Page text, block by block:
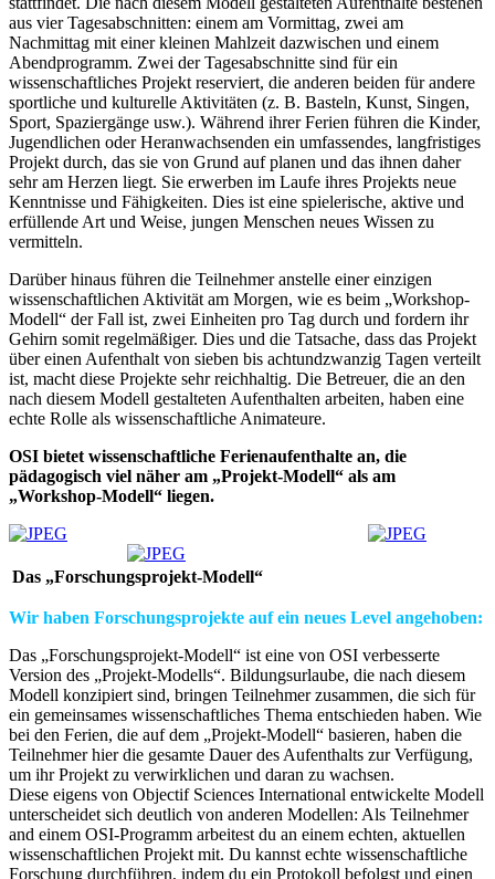
aus vier Tagesabschnitten: einem am Vormittag, zwei am
Nachmittag mit einer kleinen Mahlzeit dazwischen und einem
Abendprogramm. Zwei der Tagesabschnitte sind für ein
wissenschaftliches Projekt reserviert, die anderen beiden für andere
sportliche und kulturelle Aktivitäten (z. B. Basteln, Kunst, Singen,
Sport, Spaziergänge usw.). Während ihrer Ferien führen die Kinder,
Jugendlichen oder Heranwachsenden ein umfassendes, langfristiges
Projekt durch, das sie von Grund auf planen und das ihnen daher
sehr am Herzen liegt. Sie erwerben im Laufe ihres Projekts neue
Kenntnisse und Fähigkeiten. Dies ist eine spielerische, aktive und
erfüllende Art und Weise, jungen Menschen neues Wissen zu
vermitteln.
Darüber hinaus führen die Teilnehmer anstelle einer einzigen
wissenschaftlichen Aktivität am Morgen, wie es beim „Workshop-
Modell“ der Fall ist, zwei Einheiten pro Tag durch und fordern ihr
Gehirn somit regelmäßiger. Dies und die Tatsache, dass das Projekt
über einen Aufenthalt von sieben bis achtundzwanzig Tagen verteilt
ist, macht diese Projekte sehr reichhaltig. Die Betreuer, die an den
nach diesem Modell gestalteten Aufenthalten arbeiten, haben eine
echte Rolle als wissenschaftliche Animateure.
OSI bietet wissenschaftliche Ferienaufenthalte an, die
pädagogisch viel näher am „Projekt-Modell“ als am
„Workshop-Modell“ liegen.
Das „Forschungsprojekt-Modell“
Wir haben Forschungsprojekte auf ein neues Level angehoben:
Das „Forschungsprojekt-Modell“ ist eine von OSI verbesserte
Version des „Projekt-Modells“. Bildungsurlaube, die nach diesem
Modell konzipiert sind, bringen Teilnehmer zusammen, die sich für
ein gemeinsames wissenschaftliches Thema entschieden haben. Wie
bei den Ferien, die auf dem „Projekt-Modell“ basieren, haben die
Teilnehmer hier die gesamte Dauer des Aufenthalts zur Verfügung,
um ihr Projekt zu verwirklichen und daran zu wachsen.
Diese eigens von Objectif Sciences International entwickelte Modell
unterscheidet sich deutlich von anderen Modellen: Als Teilnehmer
and einem OSI-Programm arbeitest du an einem echten, aktuellen
wissenschaftlichen Projekt mit. Du kannst echte wissenschaftliche
Forschung durchführen, indem du ein Protokoll befolgst und einen